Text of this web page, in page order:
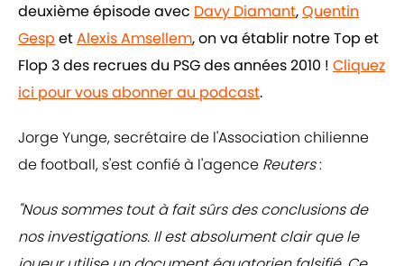
deuxième épisode avec Davy Diamant,Quentin
Gesp etAlexis Amsellem, on va établir notre Top et
Flop 3 des recrues du PSG des années 2010 ! Cliquez
ici pour vous abonner au podcast.
Jorge Yunge, secrétaire de l'Association chilienne
de football, s'est confié à l'agence Reuters:
"Nous sommes tout à fait sûrs des conclusions de
nos investigations. Il est absolument clair que le